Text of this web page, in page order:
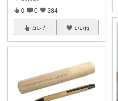
0 0 384
コレ いいね